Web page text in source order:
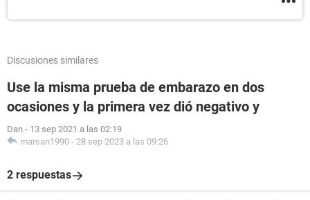
Discusiones similares
Use la misma prueba de embarazo en dos
ocasiones y la primera vez dió negativo y
Dan - 13 sep 2021 a las 02:19
marsan1990 - 28 sep 2023 a las 09:26
2 respuestas